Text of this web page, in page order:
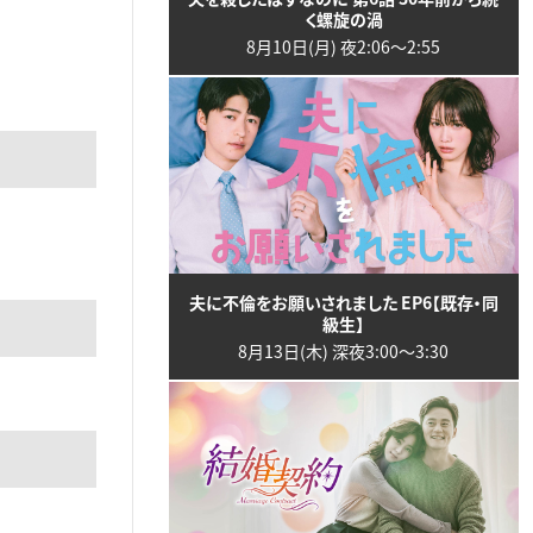
く螺旋の渦
8月10日(月) 夜2:06〜2:55
夫に不倫をお願いされました EP6【既存・同
級生】
8月13日(木) 深夜3:00〜3:30